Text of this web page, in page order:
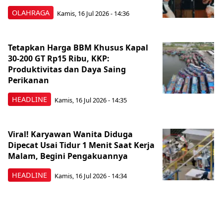
OLAHRAGA Kamis, 16 Jul 2026 - 14:36
HEADLINE
Tetapkan Harga BBM Khusus Kapal
30-200 GT Rp15 Ribu, KKP:
Produktivitas dan Daya Saing
Perikanan
Kamis, 16 Jul 2026 - 14:35
HEADLINE
Viral! Karyawan Wanita Diduga
Dipecat Usai Tidur 1 Menit Saat Kerja
Malam, Begini Pengakuannya
Kamis, 16 Jul 2026 - 14:34